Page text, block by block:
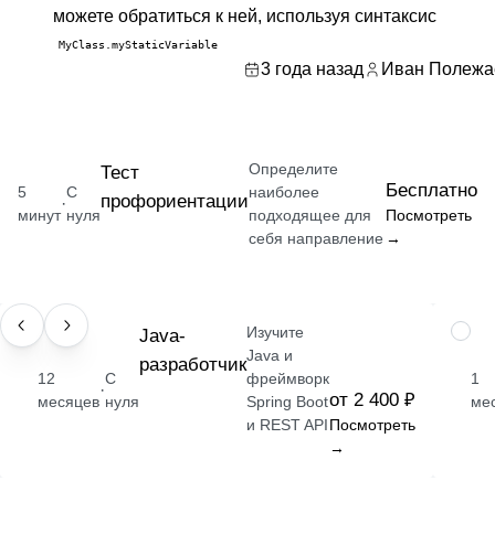
можете обратиться к ней, используя синтаксис
MyClass.myStaticVariable
3 года назад Иван
5
минут
·
С
нуля
Тест
профориентации
Определите
наиболее
подходящее для
себя направление
Бесплатно
Посмотреть
→
ПРОФЕССИЯ
12
месяцев
·
С
нуля
Java-
разработчик
Изучите
Java и
фреймворк
Spring Boot
и REST API
от 2 400 ₽
Посмотреть
→
1